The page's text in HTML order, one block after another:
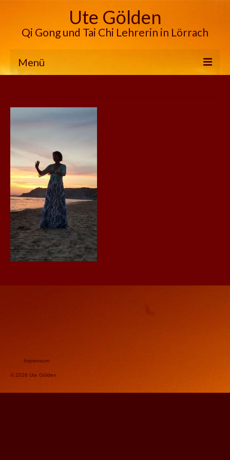
Ute Gölden
Qi Gong und Tai Chi Lehrerin in Lörrach
Menü
Über mich
Kontakt
Partner
Impressum
© 2026 Ute Gölden